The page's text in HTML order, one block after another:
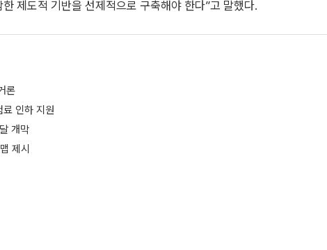
제도적 기반을 선제적으로 구축해야 한다”고 말했다.
론
료 인하 지원
개막
제시